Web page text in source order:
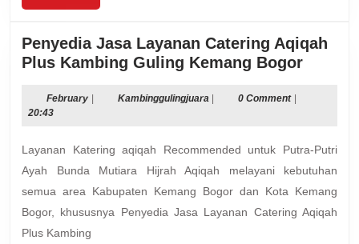
Kota
MORE
Penyedia Jasa Layanan Catering Aqiqah
Plus Kambing Guling Kemang Bogor
Plus
Guling
FebruaryFebruaryKambinggulingjuaraKambinggulingjuara
0 Comment
20:43
Layanan Katering aqiqah Recommended untuk Putra-Putri
Ayah Bunda Mutiara Hijrah Aqiqah melayani kebutuhan
semua area Kabupaten Kemang Bogor dan Kota Kemang
Bogor, khususnya Penyedia Jasa Layanan Catering Aqiqah
Plus Kambing